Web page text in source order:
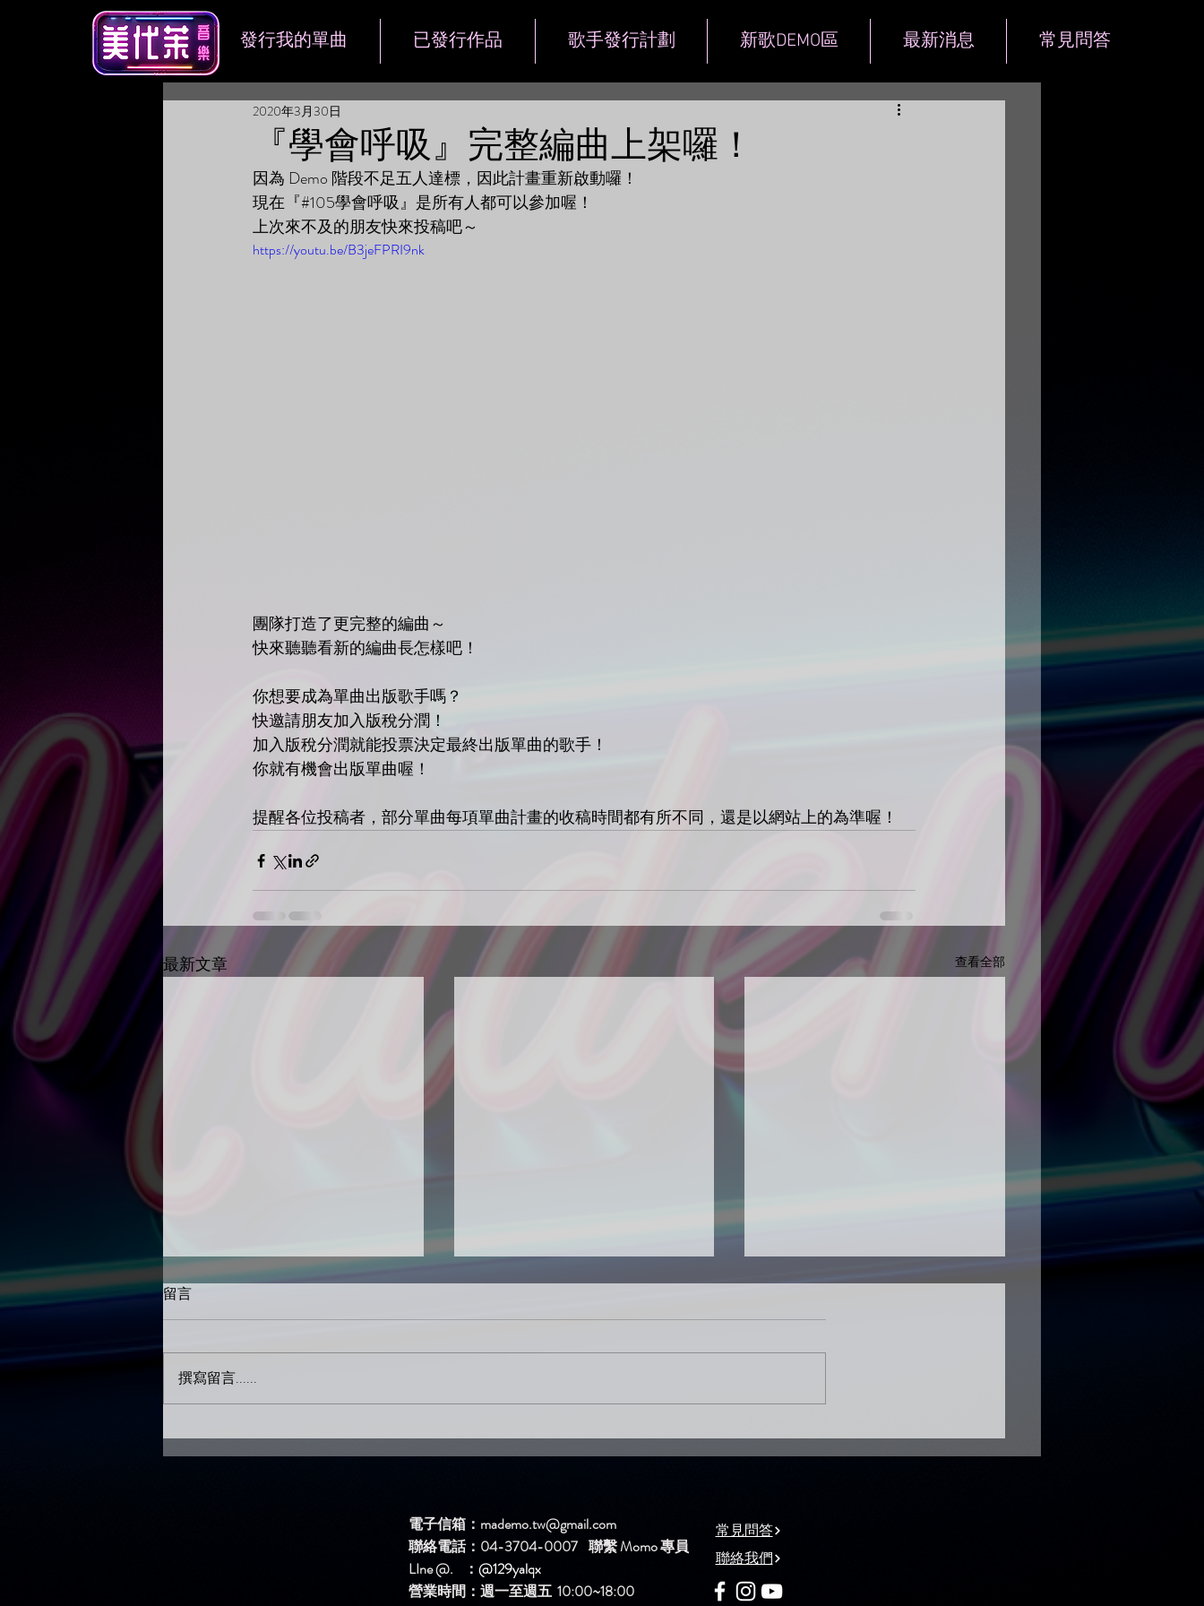
發行我的單曲 已發行作品 歌手發行計劃 新歌DEMO區 最新消息 常見問答
『學會呼吸』完整編曲上架囉！
2020年3月30日
因為 Demo 階段不足五人達標，因此計畫重新啟動囉！
現在『#105學會呼吸』是所有人都可以參加喔！
上次來不及的朋友快來投稿吧～
https://youtu.be/B3jeFPRI9nk
團隊打造了更完整的編曲～
快來聽聽看新的編曲長怎樣吧！
你想要成為單曲出版歌手嗎？
快邀請朋友加入版稅分潤！
加入版稅分潤就能投票決定最終出版單曲的歌手！
你就有機會出版單曲喔！
提醒各位投稿者，部分單曲每項單曲計畫的收稿時間都有所不同，還是以網站上的為準喔！
最新文章 查看全部
新歌DEMO區上架新歌啦！
【簡單問題】
新歌DEMO區上架新歌啦！
【生氣】
新歌DEMO區上架新歌啦！
【夜裡靜悄悄】
留言
撰寫留言......
電子信箱： mademo.tw@gmail.com
聯絡電話：04-3704-0007 聯繫 Momo 專員
LIne @. ： @129yalqx
​營業時間：週一至週五 10:00~18:00
聯絡我們
常見問答